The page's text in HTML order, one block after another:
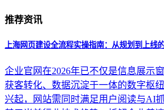
推荐资讯
上海网页建设全流程实操指南：从规划到上线
企业官网在2026年已不仅是信息展示
获客转化、数据沉淀于一体的数字枢
兴起，网站需同时满足用户阅读与AI